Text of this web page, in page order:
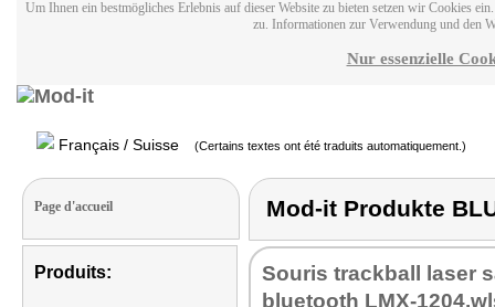
Um Ihnen ein bestmögliches Erlebnis auf dieser Website zu bieten setzen wir Cookies
zu. Informationen zur Verwendung und den
Nur essenzielle
Français / Suisse (Certains textes ont été traduits automatiquement.)
Page d'accueil
Produits:
Mod-it Produkte
Souris trackball laser
bluetooth LMX-